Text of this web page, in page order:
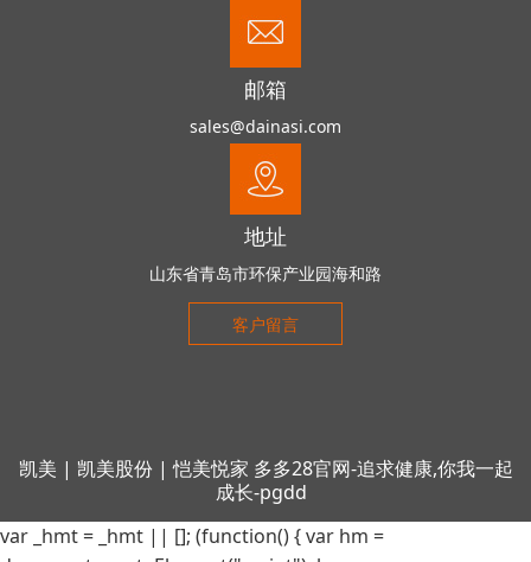
邮箱
sales@dainasi.com
地址
山东省青岛市环保产业园海和路
客户留言
凯美 | 凯美股份|恺美悦家 多多28官网-追求健康,你我一起
成长-pgdd
var _hmt = _hmt || []; (function() { var hm =